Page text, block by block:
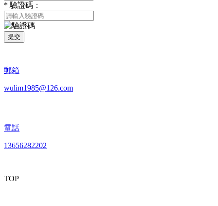
* 驗證碼：
提交
郵箱
wulim1985@126.com
電話
13656282202
TOP